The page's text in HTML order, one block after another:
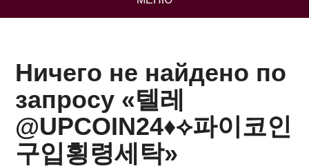
Ничего не найдено по
запросу «텔레
@UPCOIN24♦⟡파이코인
구입횡령세탁»